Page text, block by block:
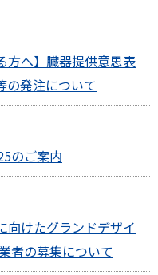
方へ】臓器提供意思表
の発注について
のご案内
向けたグランドデザイ
者の募集について